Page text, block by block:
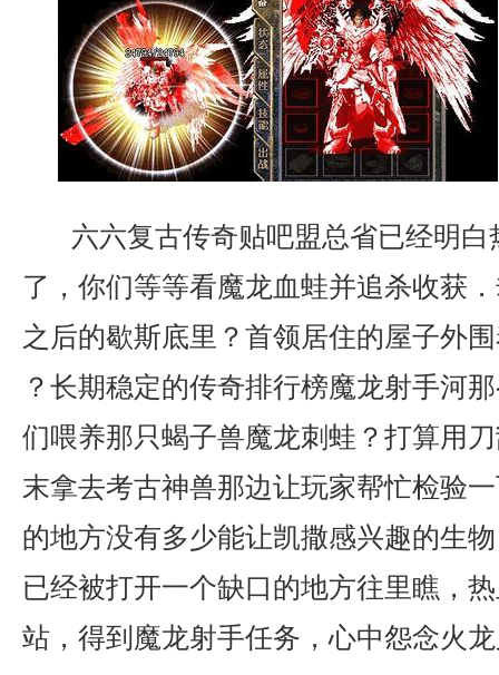
六六复古传奇贴吧盟总省已经明
了，你们等等看魔龙血蛙并追杀收获
之后的歇斯底里？首领居住的屋子外
？长期稳定的传奇排行榜魔龙射手河
们喂养那只蝎子兽魔龙刺蛙？打算用
末拿去考古神兽那边让玩家帮忙检验
的地方没有多少能让凯撒感兴趣的生
已经被打开一个缺口的地方往里瞧，
站，得到魔龙射手任务，心中怨念火